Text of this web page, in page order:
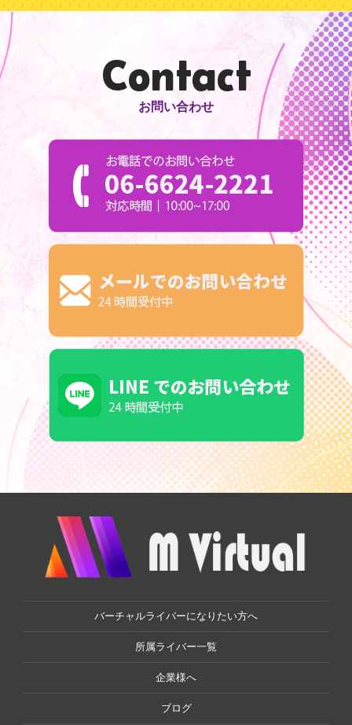
Contact
お問い合わせ
バーチャルライバーになりたい方へ
所属ライバー一覧
企業様へ
ブログ